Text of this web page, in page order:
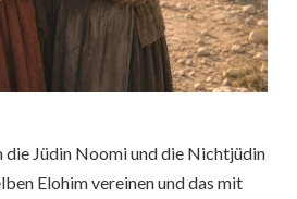
die Jüdin Noomi und die Nichtjüdin
Elohim vereinen und das mit